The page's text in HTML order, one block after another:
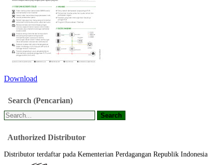
Download
Search (Pencarian)
Authorized Distributor
Distributor terdaftar pada Kementerian Perdagangan Republik Indonesia